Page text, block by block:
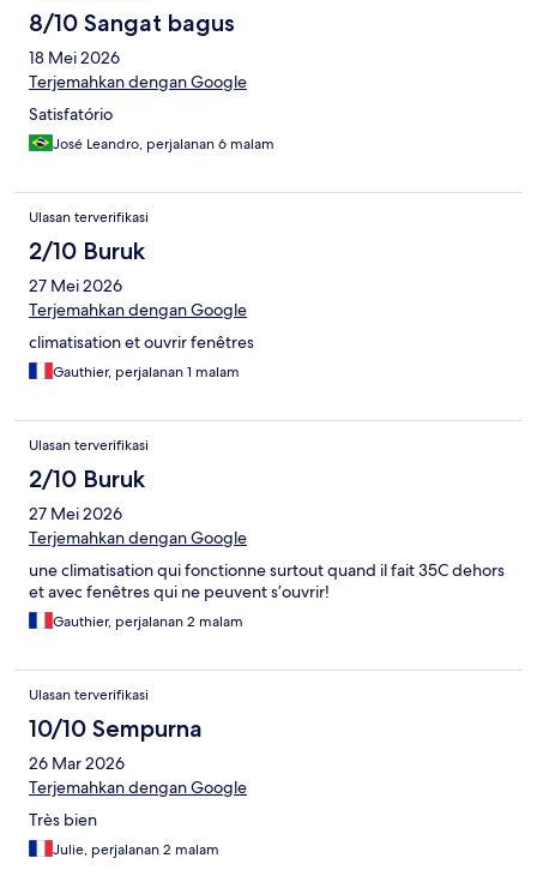
8/10 Sangat bagus
18 Mei 2026
Terjemahkan dengan Google
Satisfatório
José Leandro, perjalanan 6 malam
Ulasan terverifikasi
2/10 Buruk
27 Mei 2026
Terjemahkan dengan Google
climatisation et ouvrir fenêtres
Gauthier, perjalanan 1 malam
Ulasan terverifikasi
2/10 Buruk
27 Mei 2026
Terjemahkan dengan Google
une climatisation qui fonctionne surtout quand il fait 35C dehors
et avec fenêtres qui ne peuvent s’ouvrir!
Gauthier, perjalanan 2 malam
Ulasan terverifikasi
10/10 Sempurna
26 Mar 2026
Terjemahkan dengan Google
Très bien
Julie, perjalanan 2 malam